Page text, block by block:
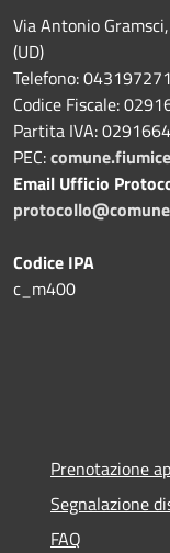
Via Antonio
(UD)
Telefono:
Codice Fiscale:
Partita IVA:
PEC:
Email Ufficio
Codice IPA
c_m400
Prenotazione
Segnalazione
FAQ